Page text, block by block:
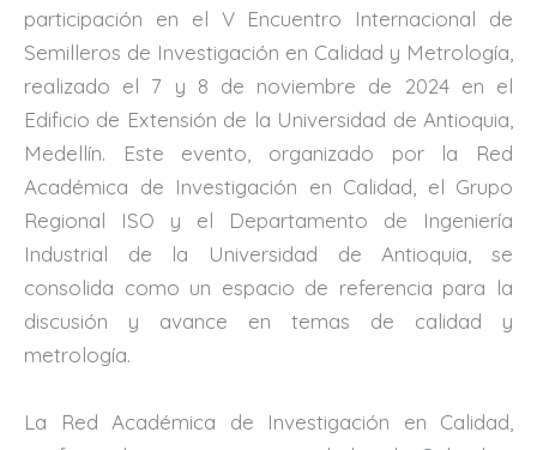
participación en el V Encuentro Internacional de
Semilleros de Investigación en Calidad y Metrología,
realizado el 7 y 8 de noviembre de 2024 en el
Edificio de Extensión de la Universidad de Antioquia,
Medellín. Este evento, organizado por la Red
Académica de Investigación en Calidad, el Grupo
Regional ISO y el Departamento de Ingeniería
Industrial de la Universidad de Antioquia, se
consolida como un espacio de referencia para la
discusión y avance en temas de calidad y
metrología.
La Red Académica de Investigación en Calidad,